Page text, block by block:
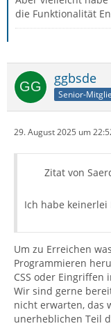
die Funktionalität
ggbsde
Senior-
29. August 2025 um
Zitat von
Ich habe
Um zu Erreichen
Programmieren
CSS oder
Wir sind gerne
nicht erwarten, das
unerheblichen Teil